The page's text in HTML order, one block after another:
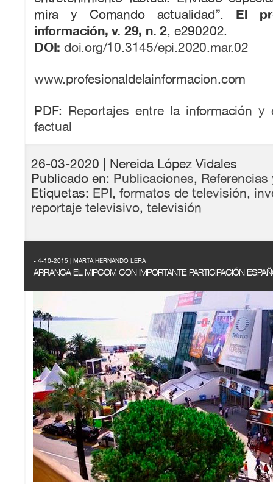
mira y Comando actualidad”. El
información, v. 29, n. 2, e290202.
DOI: doi.org/10.3145/epi.2020.mar.02
www.profesionaldelainformacion.com
PDF: Reportajes entre la información y
factual
26-03-2020 | Nereida López Vidales
Publicado en: Publicaciones,
Etiquetas: EPI, formatos de televisión,
reportaje televisivo, televisión
- 4-10-2015 | MARTA HERNANDO LERA
ARRANCA EL MIPCOM CON IMPORTANTE PARTICIPACIÓN